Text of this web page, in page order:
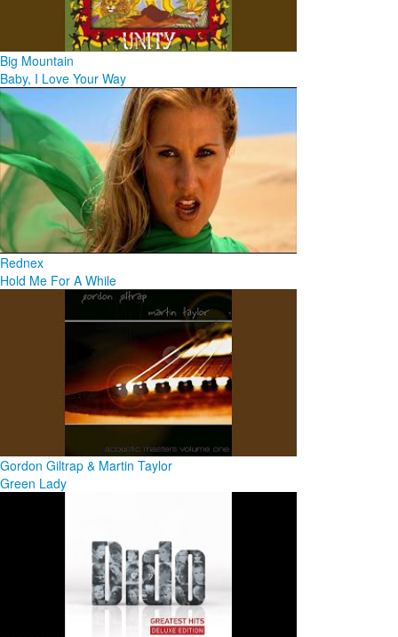
Big Mountain
Baby, I Love Your Way
Rednex
Hold Me For A While
Gordon Giltrap & Martin Taylor
Green Lady